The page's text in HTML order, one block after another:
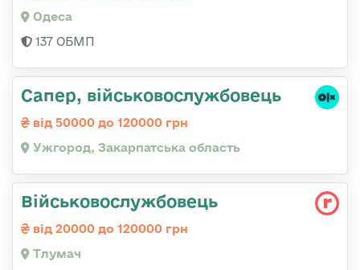
Одеса
137 ОБМП
Сапер, військовослужбовець
від 50000 до 120000 грн
Ужгород, Закарпатська область
Військовослужбовець
від 20000 до 120000 грн
Тлумач